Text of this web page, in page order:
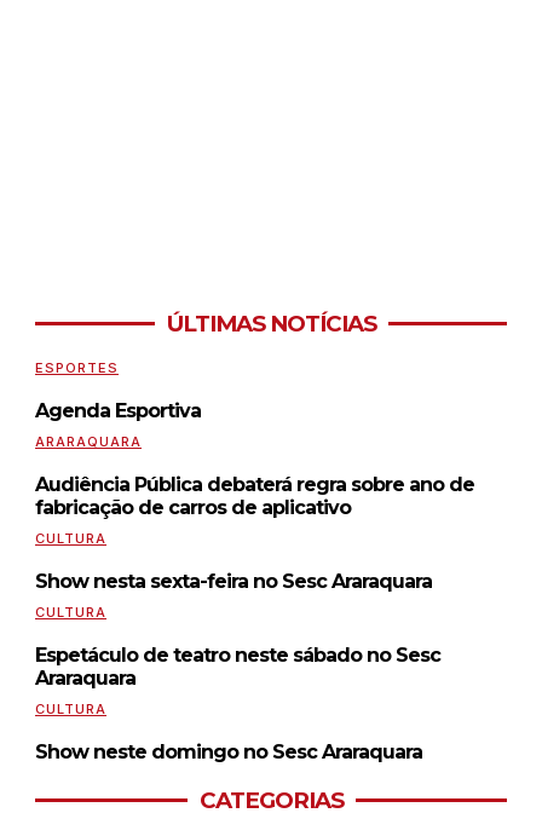
ÚLTIMAS NOTÍCIAS
ESPORTES
Agenda Esportiva
ARARAQUARA
Audiência Pública debaterá regra sobre ano de
fabricação de carros de aplicativo
CULTURA
Show nesta sexta-feira no Sesc Araraquara
CULTURA
Espetáculo de teatro neste sábado no Sesc
Araraquara
CULTURA
Show neste domingo no Sesc Araraquara
CATEGORIAS